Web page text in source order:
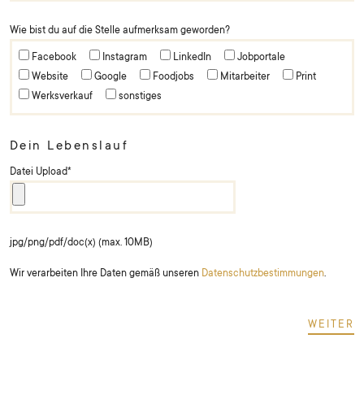
Wie bist du auf die Stelle aufmerksam geworden?
Facebook
Instagram LinkedIn
Jobportale
Website
Google Foodjobs Mitarbeiter
Print
Werksverkauf
sonstiges
Dein Lebenslauf
Datei Upload*
jpg/png/pdf/doc(x) (max. 10MB)
Wir verarbeiten Ihre Daten gemäß unseren Datenschutzbestimmungen.
WEITER